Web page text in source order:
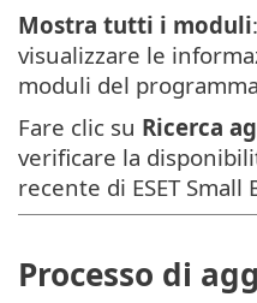
Mostra tutti i moduli
visualizzare le
moduli del
Fare clic su Ricerca
verificare la
recente di ESET Small
Processo di